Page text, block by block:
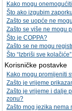
Kako mogu
Što ako izgubim
Zašto se uopće ne
Zašto se više ne mogu
Što je COPPA?
Zašto se ne mogu
Što “Izbriši sve
Korisničke postavke
Kako mogu promijeniti
Zašto je vrijeme
Zašto je vrijeme i dalje
zonu?
Zašto mog jezika nema